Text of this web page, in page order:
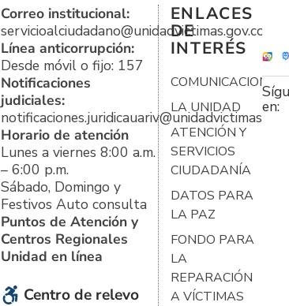
Correo institucional:
servicioalciudadano@unidadvictimas.gov.co
Línea anticorrupción:
Desde móvil o fijo: 157
Notificaciones
judiciales:
Horario de atención
Lunes a viernes 8:00 a.m.
– 6:00 p.m.
Sábado, Domingo y
Festivos Auto consulta
Puntos de Atención y
Centros Regionales
Unidad en línea
Centro de relevo
ENLACES
DE
INTERÉS
COMUNICACIONES
LA UNIDAD
ATENCIÓN Y
SERVICIOS
CIUDADANÍA
DATOS PARA
LA PAZ
FONDO PARA
LA
REPARACIÓN
A VÍCTIMAS
en: